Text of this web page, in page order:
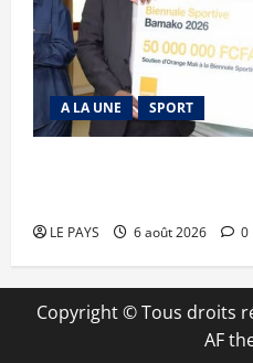
A LA UNE SPORT
LE PAYS 6 août 2026 0
Copyright © Tous droits
AF